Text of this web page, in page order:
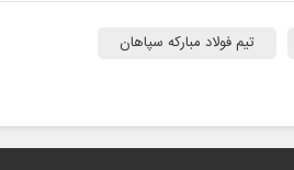
تیم فولاد مبارکه سپاهان